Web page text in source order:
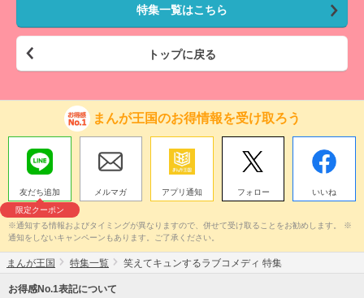
特集一覧はこちら
トップに戻る
まんが王国のお得情報を受け取ろう
友だち追加
限定クーポン
メルマガ アプリ通知 フォロー いいね
※通知する情報およびタイミングが異なりますので、併せて受け取ることをお勧めします。 ※
通知をしないキャンペーンもあります。ご了承ください。
まんが王国 特集一覧 笑えてキュンするラブコメディ 特集
お得感No.1表記について